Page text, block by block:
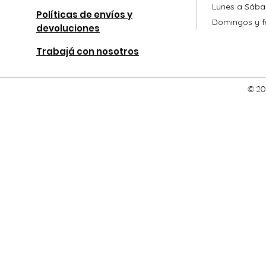
Políticas de envíos y
devoluciones
Trabajá con nosotros
Lunes a
Domingos y
©